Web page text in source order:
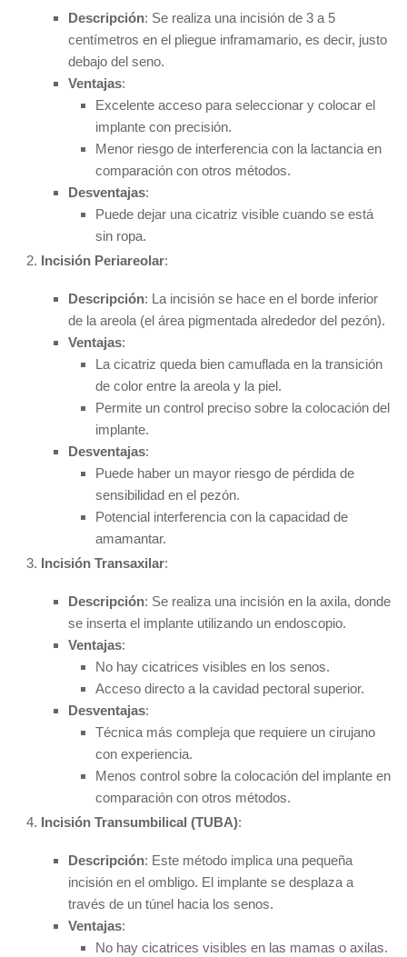
Descripción: Se realiza una incisión de 3 a 5
centímetros en el pliegue inframamario, es decir, justo
debajo del seno.
Ventajas:
Excelente acceso para seleccionar y colocar el
implante con precisión.
Menor riesgo de interferencia con la lactancia en
comparación con otros métodos.
Desventajas:
Puede dejar una cicatriz visible cuando se está
sin ropa.
Incisión Periareolar:
Descripción: La incisión se hace en el borde inferior
de la areola (el área pigmentada alrededor del pezón).
Ventajas:
La cicatriz queda bien camuflada en la transición
de color entre la areola y la piel.
Permite un control preciso sobre la colocación del
implante.
Desventajas:
Puede haber un mayor riesgo de pérdida de
sensibilidad en el pezón.
Potencial interferencia con la capacidad de
amamantar.
Incisión Transaxilar:
Descripción: Se realiza una incisión en la axila, donde
se inserta el implante utilizando un endoscopio.
Ventajas:
No hay cicatrices visibles en los senos.
Acceso directo a la cavidad pectoral superior.
Desventajas:
Técnica más compleja que requiere un cirujano
con experiencia.
Menos control sobre la colocación del implante en
comparación con otros métodos.
Incisión Transumbilical (TUBA):
Descripción: Este método implica una pequeña
incisión en el ombligo. El implante se desplaza a
través de un túnel hacia los senos.
Ventajas:
No hay cicatrices visibles en las mamas o axilas.